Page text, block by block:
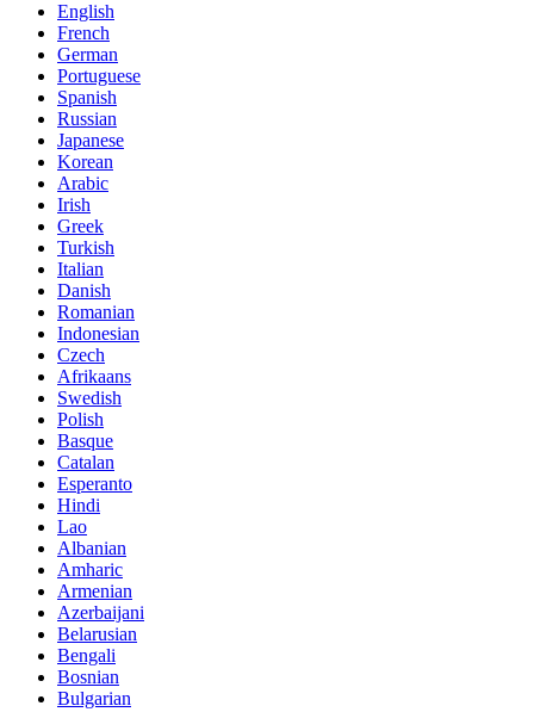
English
French
German
Portuguese
Spanish
Russian
Japanese
Korean
Arabic
Irish
Greek
Turkish
Italian
Danish
Romanian
Indonesian
Czech
Afrikaans
Swedish
Polish
Basque
Catalan
Esperanto
Hindi
Lao
Albanian
Amharic
Armenian
Azerbaijani
Belarusian
Bengali
Bosnian
Bulgarian